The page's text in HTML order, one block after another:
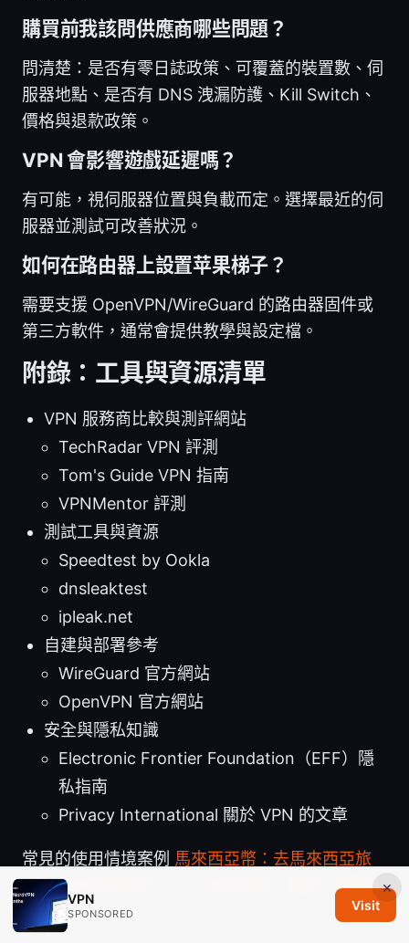
購買前我該問供應商哪些問題？
問清楚：是否有零日誌政策、可覆蓋的裝置數、伺
服器地點、是否有 DNS 洩漏防護、Kill Switch、
價格與退款政策。
VPN 會影響遊戲延遲嗎？
有可能，視伺服器位置與負載而定。選擇最近的伺
服器並測試可改善狀況。
如何在路由器上設置苹果梯子？
需要支援 OpenVPN/WireGuard 的路由器固件或
第三方軟件，通常會提供教學與設定檔。
附錄：工具與資源清單
VPN 服務商比較與測評網站
TechRadar VPN 評測
Tom's Guide VPN 指南
VPNMentor 評測
測試工具與資源
Speedtest by Ookla
dnsleaktest
ipleak.net
自建與部署參考
WireGuard 官方網站
OpenVPN 官方網站
安全與隱私知識
Electronic Frontier Foundation（EFF）隱
私指南
Privacy International 關於 VPN 的文章
常見的使用情境案例 馬來西亞幣：去馬來西亞旅
遊前你必須知道的一切，包含換匯、面額、預算和
大小事
×
VPN
SPONSORED
Visit